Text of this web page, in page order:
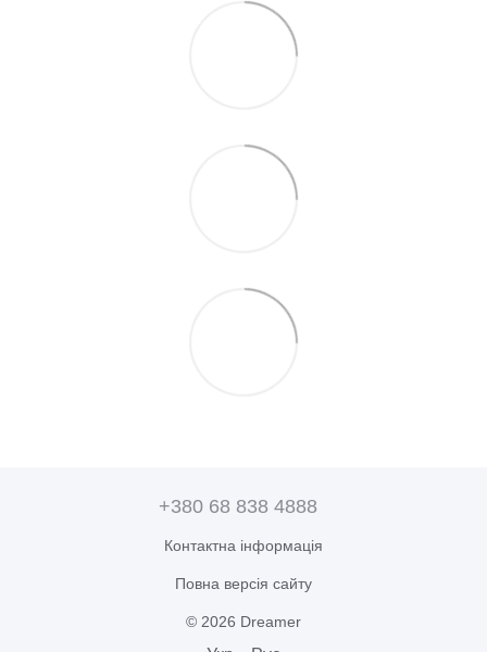
+380 68 838 4888
Контактна інформація
Повна версія сайту
© 2026 Dreamer